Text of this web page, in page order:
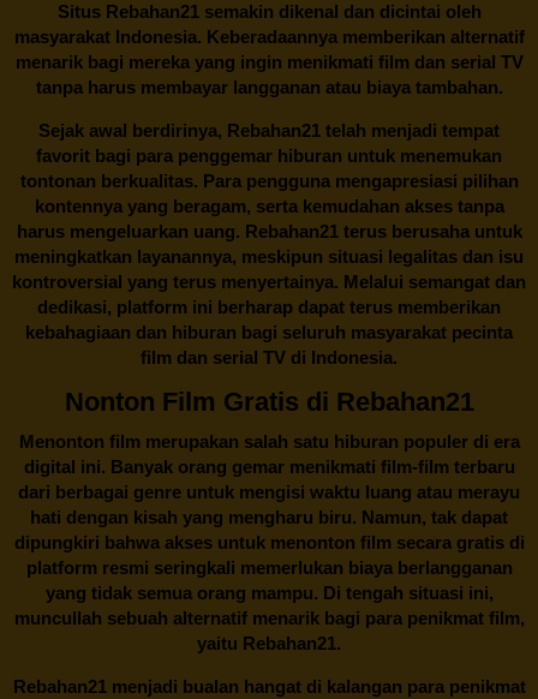
Situs Rebahan21semakin dikenal dan dicintai oleh
masyarakat Indonesia. Keberadaannya memberikan alternatif
menarik bagi mereka yang ingin menikmati film dan serial TV
tanpa harus membayar langganan atau biaya tambahan.
Sejak awal berdirinya, Rebahan21 telah menjadi tempat
favorit bagi para penggemar hiburan untuk menemukan
tontonan berkualitas. Para pengguna mengapresiasi pilihan
kontennya yang beragam, serta kemudahan akses tanpa
harus mengeluarkan uang. Rebahan21terus berusaha untuk
meningkatkan layanannya, meskipun situasi legalitas dan isu
kontroversial yang terus menyertainya. Melalui semangat dan
dedikasi, platform ini berharap dapat terus memberikan
kebahagiaan dan hiburan bagi seluruh masyarakat pecinta
film dan serial TV di Indonesia.
Nonton Film Gratis di Rebahan21
Menonton film merupakan salah satu hiburan populer di era
digital ini. Banyak orang gemar menikmati film-film terbaru
dari berbagai genre untuk mengisi waktu luang atau merayu
hati dengan kisah yang mengharu biru. Namun, tak dapat
dipungkiri bahwa akses untuk menonton film secara gratis di
platform resmi seringkali memerlukan biaya berlangganan
yang tidak semua orang mampu. Di tengah situasi ini,
muncullah sebuah alternatif menarik bagi para penikmat film,
yaitu Rebahan21.
Rebahan21menjadi bualan hangat di kalangan para penikmat